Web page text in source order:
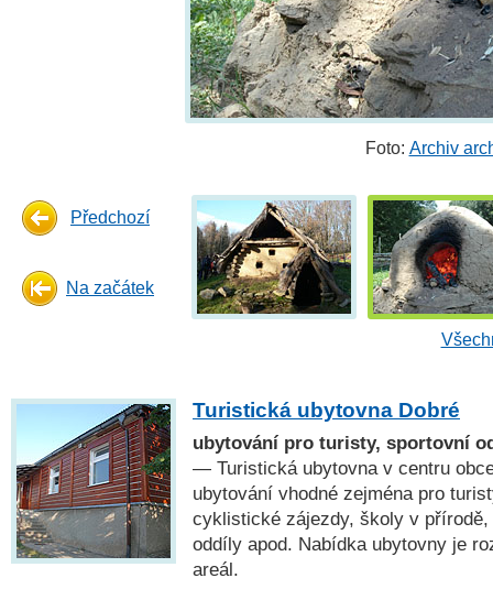
Foto: Archiv
Předchozí
Na začátek
Turistická ubytovna Dobré
ubytování pro turisty, sportovní
— Turistická ubytovna v centru
ubytování vhodné zejména pro
cyklistické zájezdy, školy v
oddíly apod. Nabídka ubytovny je
areál.